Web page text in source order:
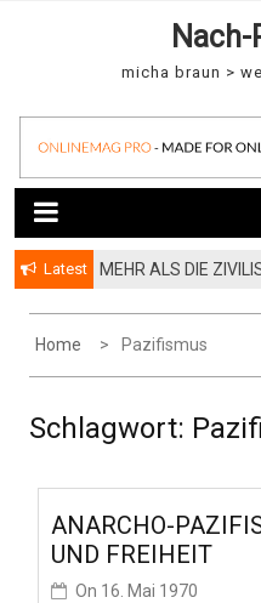
micha braun >
Latest MEHR ALS DIE
Home Pazifismus
Schlagwort:
ANARCHO-
UND FREIHEIT
On 16. Mai 1970